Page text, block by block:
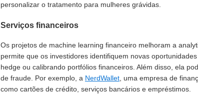
personalizar o tratamento para mulheres grávidas.
Serviços financeiros
Os projetos de machine learning financeiro melhoram a
permite que os investidores identifiquem novas
hedge ou calibrando portfólios financeiros. Além disso, ela
de fraude. Por exemplo, a NerdWallet , uma empresa de
como cartões de crédito, serviços bancários e empréstimos.